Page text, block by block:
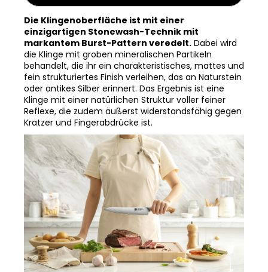
Die Klingenoberfläche ist mit einer
einzigartigen Stonewash-Technik mit
markantem Burst-Pattern veredelt.Dabei wird
die Klinge mit groben mineralischen Partikeln
behandelt, die ihr ein charakteristisches, mattes und
fein strukturiertes Finish verleihen, das an Naturstein
oder antikes Silber erinnert. Das Ergebnis ist eine
Klinge mit einer natürlichen Struktur voller feiner
Reflexe, die zudem äußerst widerstandsfähig gegen
Kratzer und Fingerabdrücke ist.